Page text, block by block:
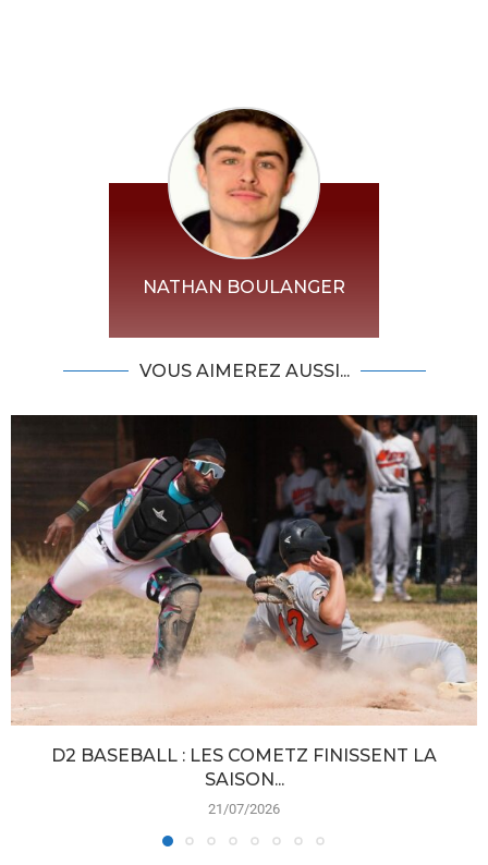
NATHAN BOULANGER
VOUS AIMEREZ AUSSI...
D2 BASEBALL : LES COMETZ FINISSENT LA
SAISON...
21/07/2026